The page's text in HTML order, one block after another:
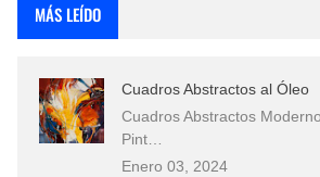
MÁS LEÍDO
Cuadros Abstractos al Óleo
Cuadros Abstractos
Pint…
Enero 03, 2024